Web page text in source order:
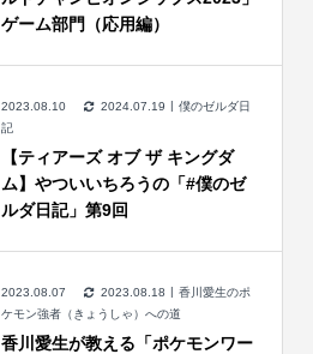
ゲーム部門（応用編）
2023.08.10 2024.07.19
僕のゼルダ日
記
【ティアーズ オブ ザ キングダ
ム】やついいちろうの「#僕のゼ
ルダ日記」第9回
2023.08.07 2023.08.18
香川愛生のポ
ケモン強者（きょうしゃ）への道
香川愛生が教える「ポケモンワー